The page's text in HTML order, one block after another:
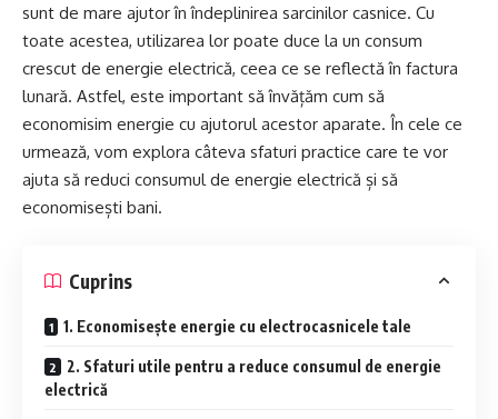
sunt de mare ajutor în îndeplinirea sarcinilor casnice. Cu
toate acestea, utilizarea lor poate duce la un consum
crescut de energie electrică, ceea ce se reflectă în factura
lunară. Astfel, este important să învățăm cum să
economisim energie cu ajutorul acestor aparate. În cele ce
urmează, vom explora câteva sfaturi practice care te vor
ajuta să reduci consumul de energie electrică și să
economisești bani.
Cuprins
1. Economisește energie cu electrocasnicele tale
2. Sfaturi utile pentru a reduce consumul de energie
electrică